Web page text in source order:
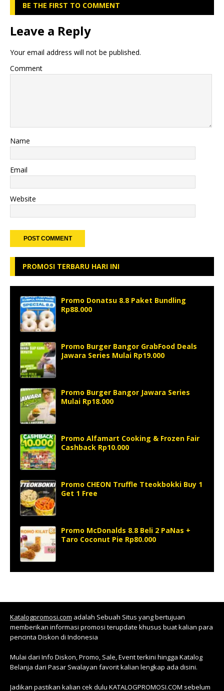
BE THE FIRST TO COMMENT
Leave a Reply
Your email address will not be published.
Comment
Name
Email
Website
PROMOSI TERBARU HARI INI
Promo Donatsu 8.8 Paket Bundling
Rp88.000
Promo Burger Bangor GrabFood Deals
Jawara Series Mulai Rp19.000
Promo Burger Bangor Jawara Series
Mulai Rp18.000
Promo Alfamart Cooking & Frozen Fair
Cashback Rp10.000
Promo CHEON Truffle Tteokbokki Buy 1
Get 1 Free
Promo McDonalds 8.8 Beli 2 PaNas +
Taro Coconut Pie Rp80.000
Katalogpromosi.com adalah Sebuah Situs yang bertujuan
memberikan informasi promosi terupdate khusus buat kalian para
pencinta Diskon di Indonesia
Mulai dari Info Diskon, Promo, Sale, Event terkini hingga Katalog
Belanja dari Pasar Swalayan favorit kalian lengkap ada disini.
Jadikan pastikan kalian cek dulu KATALOGPROMOSI.COM sebelum